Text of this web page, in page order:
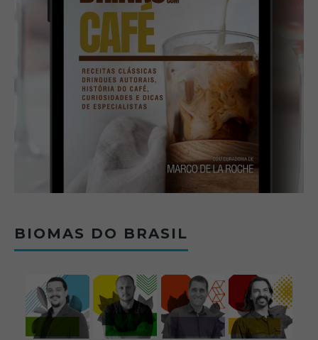
BIOMAS DO BRASIL